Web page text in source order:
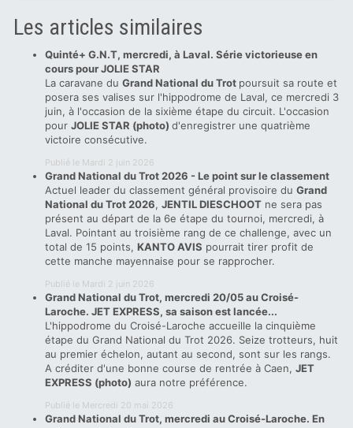
Les articles similaires
Quinté+ G.N.T, mercredi, à Laval. Série victorieuse en
cours pour JOLIE STAR
La caravane du Grand National du Trot poursuit sa route et
posera ses valises sur l'hippodrome de Laval, ce mercredi 3
juin, à l'occasion de la sixième étape du circuit. L'occasion
pour JOLIE STAR (photo) d'enregistrer une quatrième
victoire consécutive.
Publié le Mardi 2 juin 2026
Grand National du Trot 2026 - Le point sur le classement
Actuel leader du classement général provisoire du Grand
National du Trot 2026, JENTIL DIESCHOOT ne sera pas
présent au départ de la 6e étape du tournoi, mercredi, à
Laval. Pointant au troisième rang de ce challenge, avec un
total de 15 points, KANTO AVIS pourrait tirer profit de
cette manche mayennaise pour se rapprocher.
Publié le Mardi 2 juin 2026
Grand National du Trot, mercredi 20/05 au Croisé-
Laroche. JET EXPRESS, sa saison est lancée...
L'hippodrome du Croisé-Laroche accueille la cinquième
étape du Grand National du Trot 2026. Seize trotteurs, huit
au premier échelon, autant au second, sont sur les rangs.
A créditer d'une bonne course de rentrée à Caen, JET
EXPRESS (photo) aura notre préférence.
Publié le Mercredi 20 mai 2026
Grand National du Trot, mercredi au Croisé-Laroche. En